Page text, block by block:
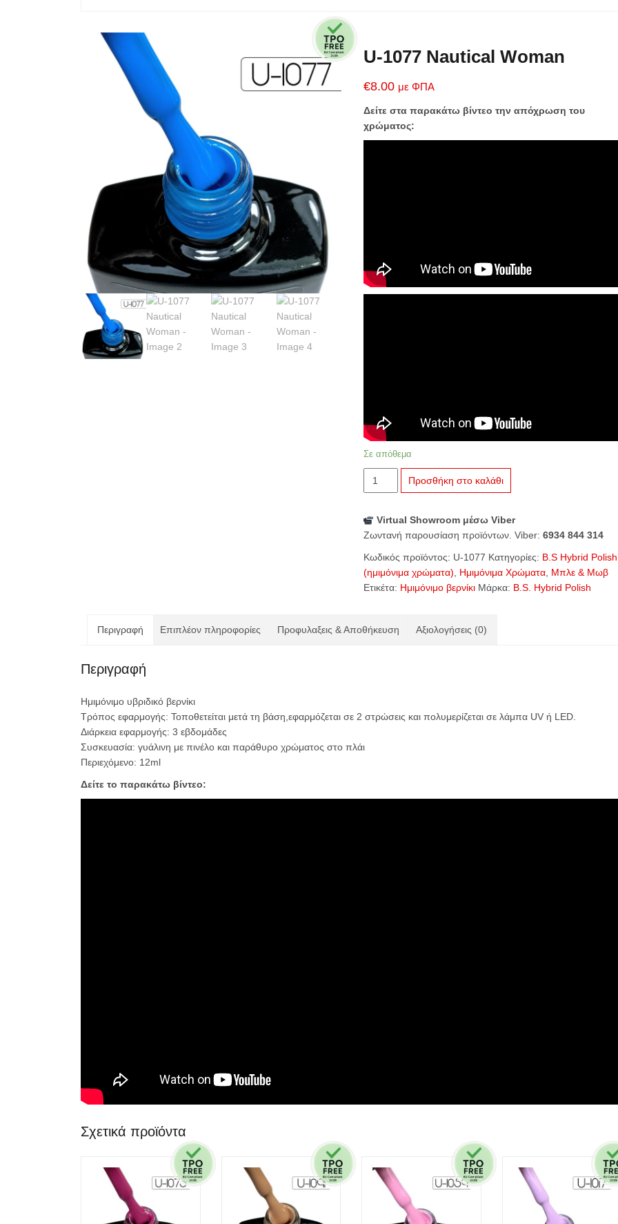
U-1077 Nautical Woman
€8.00 με ΦΠΑ
Δείτε στα παρακάτω βίντεο την απόχρωση του
χρώματος:
Σε απόθεμα
1077
Woman
ποσότητα
Προσθήκη στο καλάθι
Virtual Showroom μέσω Viber
Ζωντανή παρουσίαση προϊόντων. Viber: 6934 844 314
Κωδικός προϊόντος: U-1077 Κατηγορίες: B.S Hybrid Polish
(ημιμόνιμα χρώματα)
Ημιμόνιμα Χρώματα, Μπλε & Μωβ
Ετικέτα: Ημιμόνιμο βερνίκι Μάρκα: B.S. Hybrid Polish
Περιγραφή Επιπλέον πληροφορίες Προφυλαξεις & Αποθήκευση Αξιολογήσεις (0)
Περιγραφή
Ημιμόνιμο υβριδικό βερνίκι
Τρόπος εφαρμογής: Τοποθετείται μετά τη βάση,εφαρμόζεται σε 2 στρώσεις και πολυμερίζεται σε λάμπα UV ή LED
Διάρκεια εφαρμογής: 3 εβδομάδες
Συσκευασία: γυάλινη με πινέλο και παράθυρο χρώματος στο πλάι
Περιεχόμενο: 12ml
Δείτε το παρακάτω βίντεο:
Σχετικά προϊόντα